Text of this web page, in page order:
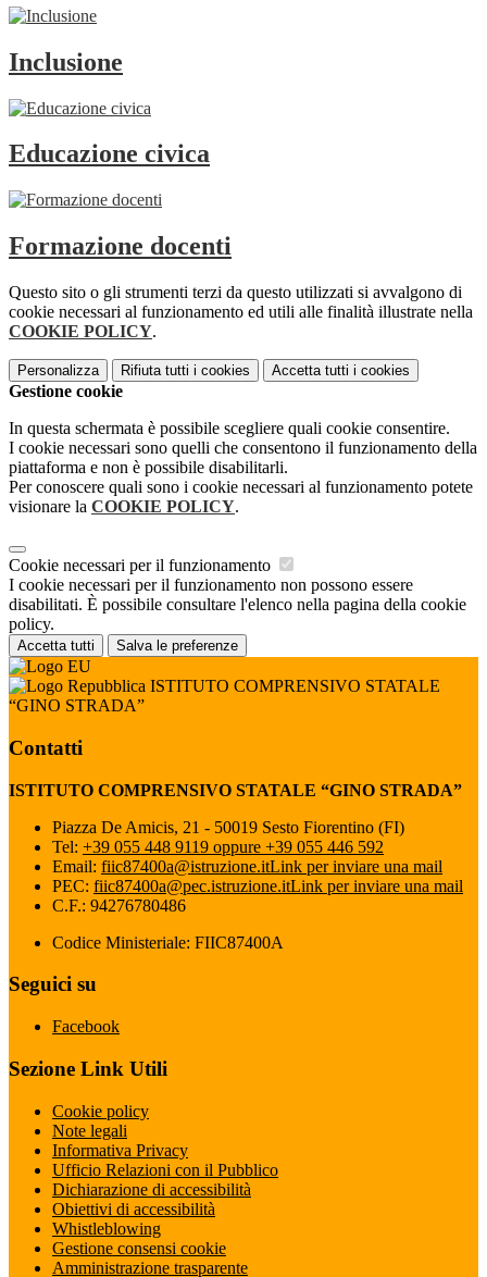
Inclusione
Educazione civica
Formazione docenti
Questo sito o gli strumenti terzi da questo utilizzati si avvalgono di
cookie necessari al funzionamento ed utili alle finalità illustrate nella
COOKIE POLICY.
Personalizza Rifiuta tutti i cookies Accetta tutti i cookies
Gestione cookie
In questa schermata è possibile scegliere quali cookie consentire.
I cookie necessari sono quelli che consentono il funzionamento della
piattaforma e non è possibile disabilitarli.
Per conoscere quali sono i cookie necessari al funzionamento potete
visionare la COOKIE POLICY.
Cookie necessari per il funzionamento
I cookie necessari per il funzionamento non possono essere
disabilitati. È possibile consultare l'elenco nella pagina della cookie
policy.
Accetta tutti Salva le preferenze
ISTITUTO COMPRENSIVO STATALE
“GINO STRADA”
Contatti
ISTITUTO COMPRENSIVO STATALE “GINO STRADA”
Piazza De Amicis, 21 - 50019 Sesto Fiorentino (FI)
Tel: +39 055 448 9119 oppure +39 055 446 592
Email: fiic87400a@istruzione.itLink per inviare una mail
PEC: fiic87400a@pec.istruzione.itLink per inviare una mail
C.F.: 94276780486
Codice Ministeriale: FIIC87400A
Seguici su
Facebook
Sezione Link Utili
Cookie policy
Note legali
Informativa Privacy
Ufficio Relazioni con il Pubblico
Dichiarazione di accessibilità
Obiettivi di accessibilità
Whistleblowing
Gestione consensi cookie
Amministrazione trasparente